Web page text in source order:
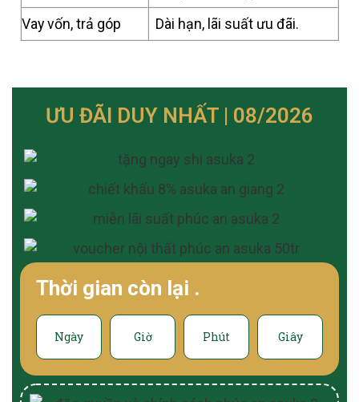
Vay vốn, trả góp
Dài hạn, lãi suất ưu đãi.
ƯU ĐÃI DUY NHẤT | 08/2026
Thời gian còn lại .
Ngày Giờ Phút Giây